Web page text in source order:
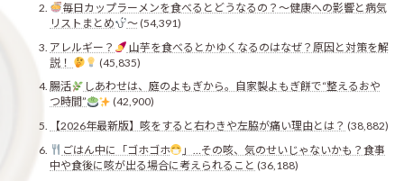
毎日カップラーメンを食べるとどうなるの？〜健康への影響と病気
リストまとめ
〜(54,391)
アレルギー？
山芋を食べるとかゆくなるのはなぜ？原因と対策を解
説！
(45,835)
腸活
しあわせは、庭のよもぎから。自家製よもぎ餅で“整えるおや
つ時間”
(42,900)
【2026年最新版】咳をすると右わきや左脇が痛い理由とは？ (38,882)
ごはん中に「ゴホゴホ
」…その咳、気のせいじゃないかも？食事
中や食後に咳が出る場合に考えられること (36,188)